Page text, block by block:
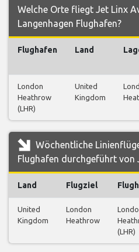
Welche Orte fliegt Jet Linx
Langenhagen Flughafen?
Flughafen Land
London
Heathrow
(LHR)
United
Kingdom
Wöchentliche
Flughafen durchgeführt von
Land Flugziel
United
Kingdom
London
Heathrow
(LHR)